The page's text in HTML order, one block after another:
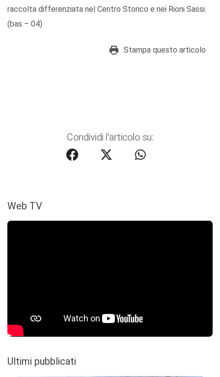
raccolta differenziata nel Centro Storico e nei Rioni Sassi.
(bas – 04)
Stampa questo articolo
Condividi l'articolo su:
Web TV
Ultimi pubblicati